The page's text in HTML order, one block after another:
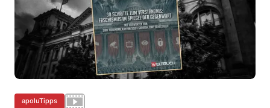
apoluTipps